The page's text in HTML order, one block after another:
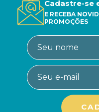
Cadastre-se
E RECEBA
PROMOÇÕES